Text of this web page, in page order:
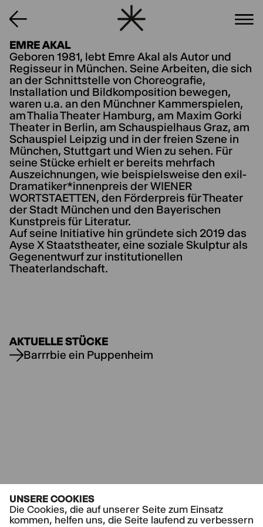
UNSERE COOKIES
Die Cookies, die auf unserer Seite zum Einsatz
kommen, helfen uns, die Seite laufend zu verbessern
EMRE AKAL
Geboren 1981, lebt Emre Akal als Autor und
Regisseur in München. Seine Arbeiten, die sich
an der Schnittstelle von Choreografie,
Installation und Bildkomposition bewegen,
waren u.a. an den Münchner Kammerspielen,
am Thalia Theater Hamburg, am Maxim Gorki
Theater in Berlin, am Schauspielhaus Graz, am
Schauspiel Leipzig und in der freien Szene in
München, Stuttgart und Wien zu sehen. Für
seine Stücke erhielt er bereits mehrfach
Auszeichnungen, wie beispielsweise den exil-
Dramatiker*innenpreis der WIENER
WORTSTAETTEN, den Förderpreis für Theater
der Stadt München und den Bayerischen
Kunstpreis für Literatur.
Auf seine Initiative hin gründete sich 2019 das
Ayse X Staatstheater, eine soziale Skulptur als
Gegenentwurf zur institutionellen
Theaterlandschaft.
AKTUELLE STÜCKE
Barrrbie ein Puppenheim